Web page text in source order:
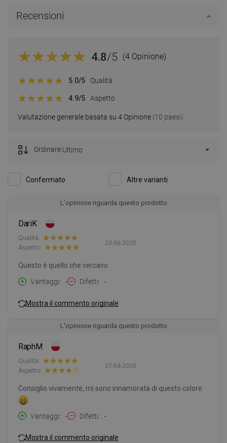
Recensioni
4.8/5 (4 Opinione)
Valutazione generale basata su 4 Opinione (10 paesi)
5.0/5 Qualità
4.9/5 Aspetto
Confermato Altre varianti
Ordinare:Ultimo
L'opinione riguarda questo prodotto
DariK
23-06-2020
Qualità:
Aspetto:
Questo è quello che cercavo
Vantaggi
- Difetti -
Mostra il commento originale
L'opinione riguarda questo prodotto
RaphM
27-04-2020
Qualità:
Aspetto:
Consiglio vivamente, mi sono innamorata di questo colore
Vantaggi - Difetti -
Mostra il commento originale